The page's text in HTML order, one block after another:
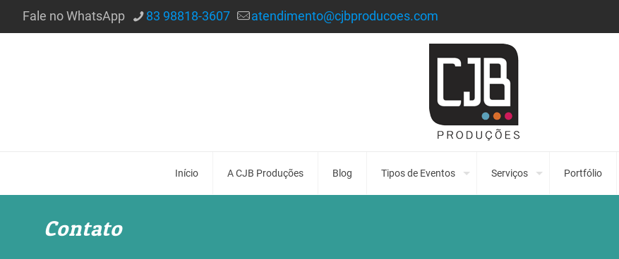
Fale no WhatsApp 83 98818-3607 atendimento@cjbproducoes.com
Início A CJB Produções Blog Tipos de Eventos Serviços Portfólio
Contato